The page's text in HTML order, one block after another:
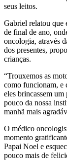
seus leitos.
Gabriel relatou que
de final de ano,
oncologia, através
dos presentes,
crianças.
“Trouxemos as
como funcionam, e
eles brincassem
pouco da nossa
manhã mais
O médico
momento
Papai Noel e
pouco mais de